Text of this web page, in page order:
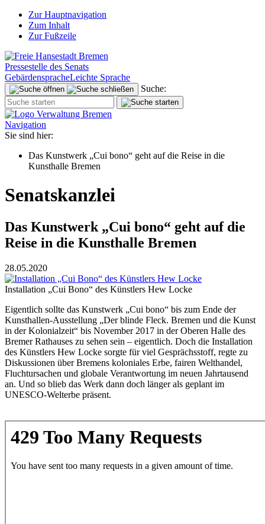
Zur Hauptnavigation
Zum Inhalt
Zur Fußzeile
Pressestelle des Senats
GebärdenspracheLeichte Sprache
Suche:
Navigation
Sie sind hier:
Das Kunstwerk „Cui bono“ geht auf die Reise in die
Kunsthalle Bremen
Senatskanzlei
Das Kunstwerk „Cui bono“ geht auf die
Reise in die Kunsthalle Bremen
28.05.2020
Installation „Cui Bono“ des Künstlers Hew Locke
Eigentlich sollte das Kunstwerk „Cui bono“ bis zum Ende der
Kunsthallen-Ausstellung „Der blinde Fleck. Bremen und die Kunst
in der Kolonialzeit“ bis November 2017 in der Oberen Halle des
Bremer Rathauses zu sehen sein – eigentlich. Doch die Installation
des Künstlers Hew Locke sorgte für viel Gesprächsstoff, regte zu
Diskussionen über Bremens koloniales Erbe, fairen Welthandel,
Fluchtursachen und globale Verantwortung im neuen Jahrtausend
an. Und so blieb das Werk dann doch länger als geplant im
UNESCO-Welterbe präsent.